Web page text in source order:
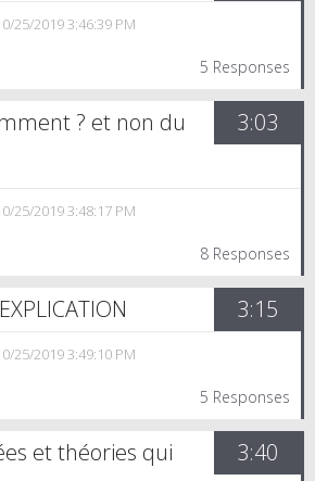
25/2019 3:46:39 PM
5 Responses
3:03
? et non du
25/2019 3:48:17 PM
8 Responses
3:15
25/2019 3:49:10 PM
5 Responses
3:40
et théories qui